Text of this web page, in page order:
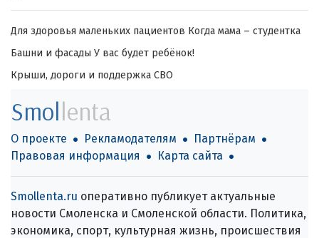
Для здоровья маленьких пациентов Когда мама – студентка
Башни и фасады У вас будет ребёнок!
Крыши, дороги и поддержка СВО
Smollenta
О проекте Рекламодателям
Партнёрам
Правовая информация
Карта сайта
Smollenta.ru оперативно публикует актуальные
новости Смоленска и Смоленской области. Политика,
экономика, спорт, культурная жизнь, происшествия